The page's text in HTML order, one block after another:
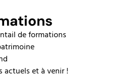
de formations
actuels et à venir !